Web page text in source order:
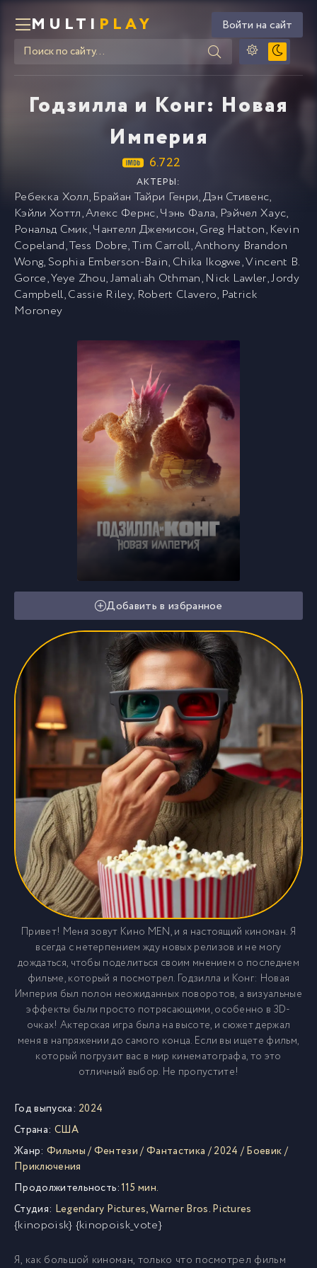
MULTI PLAY Войти на сайт
Годзилла и Конг: Новая
Империя
6.722
АКТЕРЫ:
Ребекка Холл, Брайан Тайри Генри,Дэн Стивенс,
Кэйли Хоттл,Алекс Фернс,Чэнь Фала, Рэйчел Хаус,
Рональд Смик,Чантелл Джемисон,Greg Hatton, Kevin
Copeland,Tess Dobre,Tim Carroll,Anthony Brandon
Wong, Sophia Emberson-Bain, Chika Ikogwe,Vincent B.
Gorce,Yeye Zhou,Jamaliah Othman, Nick Lawler,Jordy
Campbell,Cassie Riley, Robert Clavero, Patrick
Moroney
Добавить в избранное
Привет! Меня зовут Кино MEN, и я настоящий киноман. Я
всегда с нетерпением жду новых релизов и не могу
дождаться, чтобы поделиться своим мнением о последнем
фильме, который я посмотрел. Годзилла и Конг: Новая
Империя был полон неожиданных поворотов, а визуальные
эффекты были просто потрясающими, особенно в 3D-
очках! Актерская игра была на высоте, и сюжет держал
меня в напряжении до самого конца. Если вы ищете фильм,
который погрузит вас в мир кинематографа, то это
отличный выбор. Не пропустите!
Год выпуска: 2024
Страна: США
Жанр: Фильмы/Фентези/Фантастика /2024 /Боевик/
Приключения
Продолжительность:115 мин.
Студия: Legendary Pictures,Warner Bros. Pictures
{kinopoisk} {kinopoisk_vote}
Я, как большой киноман, только что посмотрел фильм